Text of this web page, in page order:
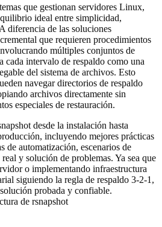
que gestionan servidores Linux,
ideal entre simplicidad,
diferencia de las soluciones
que requieren procedimientos
múltiples conjuntos de
cada intervalo de respaldo como una
del sistema de archivos. Esto
navegar directorios de respaldo
archivos directamente sin
especiales de restauración.
desde la instalación hasta
incluyendo mejores prácticas
de automatización, escenarios de
y solución de problemas. Ya sea que
o implementando infraestructura
siguiendo la regla de respaldo 3-2-1,
probada y confiable.
de rsnapshot